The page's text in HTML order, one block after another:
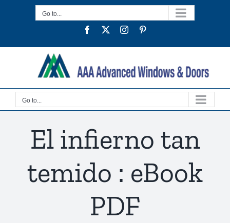
Go to...
Facebook
TwitterInstagram
Go to...
El infierno tan
temido : eBook
PDF